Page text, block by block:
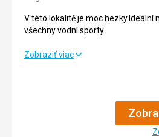
V této lokalitě je moc hezky.Ideální
všechny vodní sporty.
V této lokalitě je moc hezky.Ideální
Zobraziť viac